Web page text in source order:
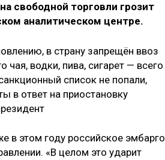
свободной торговли грозит
аналитическом центре.
в страну запрещён ввоз
чая, водки, пива, сигарет — всего
список не попали,
в ответ на приостановку
в этом году российское эмбарго
«В целом это ударит